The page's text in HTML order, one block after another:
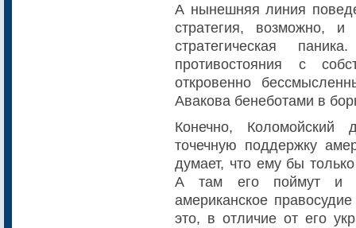
А нынешняя линия
стратегия, возможно,
стратегическая
противостояния с
откровенно
Авакова бенеботами в
Конечно,
точечную поддержку
думает, что ему бы
А там его поймут и
американское
это, в отличие от его